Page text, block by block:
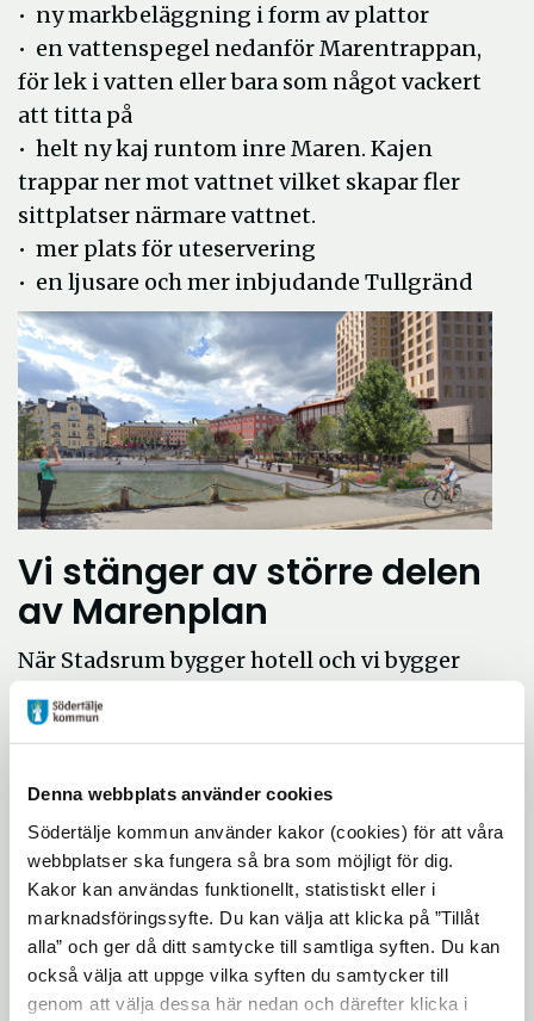
Denna webbplats använder cookies
Södertälje kommun använder kakor (cookies) för att våra
webbplatser ska fungera så bra som möjligt för dig.
Kakor kan användas funktionellt, statistiskt eller i
marknadsföringssyfte. Du kan välja att klicka på ”Tillåt
alla” och ger då ditt samtycke till samtliga syften. Du kan
också välja att uppge vilka syften du samtycker till
genom att välja dessa här nedan och därefter klicka i
• ny markbeläggning i form av plattor
• en vattenspegel nedanför Marentrappan,
för lek i vatten eller bara som något vackert
att titta på
• helt ny kaj runtom inre Maren. Kajen
trappar ner mot vattnet vilket skapar fler
sittplatser närmare vattnet.
• mer plats för uteservering
• en ljusare och mer inbjudande Tullgränd
Vi stänger av större delen
av Marenplan
När Stadsrum bygger hotell och vi bygger
om Marenplan samtidigt kommer större
delen av Marenplan att stängas av. Det
• Gångpassagen mellan nya hotellet och
kajen mot vattnet stängs av. För att ta dig
från Marentrappan till Slussgatan, gå runt
via Ekdalsgatan eller via
Strandgatan/kajpromenaden och
Marenbron.
• Strandgatan är fortsatt öppen.